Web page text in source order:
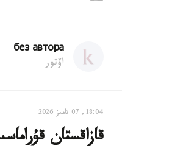
без автора
اۆتور
18:04, 07 تامىز 2026
قازاقستان